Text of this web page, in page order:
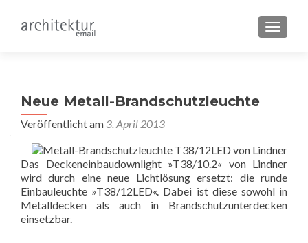
Neue Metall-Brandschutzleuchte
Veröffentlicht am 3. April 2013
Das Deckeneinbaudownlight »T38/10.2« von Lindner
wird durch eine neue Lichtlösung ersetzt: die runde
Einbauleuchte »T38/12LED«. Dabei ist diese sowohl in
Metalldecken als auch in Brandschutzunterdecken
einsetzbar.